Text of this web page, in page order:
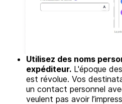
Utilisez des noms
expéditeur. L'époque
est révolue. Vos
un contact personnel
veulent pas avoir